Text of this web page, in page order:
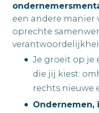
een andere manier
oprechte
Je groeit op je
die jij kiest:
rechts nieuwe
Ondernemen,